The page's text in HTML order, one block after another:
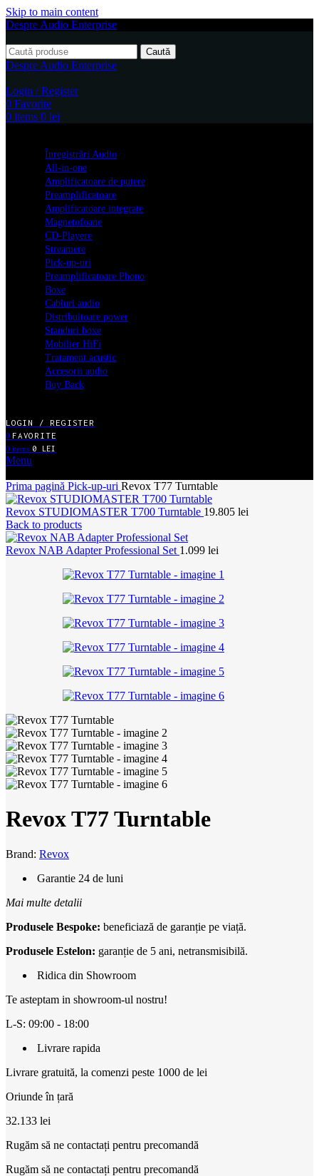
Skip to main content
Despre Audio Enterprise
Caută
Despre Audio Enterprise
Login / Register
0 Favorite
0 items 0 lei
Înregistrări Audio
All-in-one
Amplificatoare de putere
Preamplificatoare
Amplificatoare integrate
Magnetofoane
CD-Playere
Streamere
Pick-up-uri
Preamplificatoare Phono
Boxe
Cabluri audio
Distribuitoare power
Standuri boxe
Mobilier HiFi
Tratament acustic
Accesorii audio
Buy Back
LOGIN / REGISTER
0 FAVORITE
0 items 0 LEI
Menu
Prima pagină Pick-up-uri Revox T77 Turntable
Revox STUDIOMASTER T700 Turntable 19.805 lei
Back to products
Revox NAB Adapter Professional Set 1.099 lei
Revox T77 Turntable
Brand: Revox
Garantie 24 de luni
Mai multe detalii
Produsele Bespoke: beneficiază de garanție pe viață.
Produsele Estelon: garanție de 5 ani, netransmisibilă.
Ridica din Showroom
Te asteptam in showroom-ul nostru!
L-S: 09:00 - 18:00
Livrare rapida
Livrare gratuită, la comenzi peste 1000 de lei
Oriunde în țară
32.133 lei
Rugăm să ne contactați pentru precomandă
Rugăm să ne contactați pentru precomandă